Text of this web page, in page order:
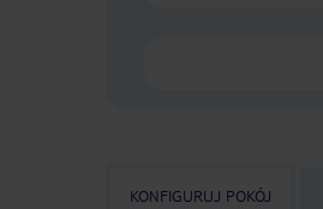
KONFIGURUJ POKÓJ